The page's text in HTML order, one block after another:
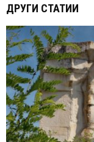
ДРУГИ СТАТИИ